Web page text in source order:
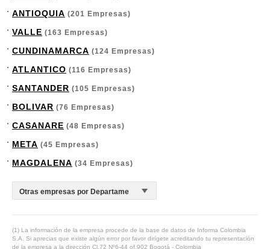
ANTIOQUIA (201 Empresas)
VALLE (163 Empresas)
CUNDINAMARCA (124 Empresas)
ATLANTICO (116 Empresas)
SANTANDER (105 Empresas)
BOLIVAR (76 Empresas)
CASANARE (48 Empresas)
META (45 Empresas)
MAGDALENA (34 Empresas)
(1) La información de la empresa procede de la base de datos de Informa Colombia
S.A. Si aprecias que existe algún error por favor dirígete acreditando tu representación
de la empresa a la dirección Cl.72 Nº6-44 of.902 Bogotá - Colombia